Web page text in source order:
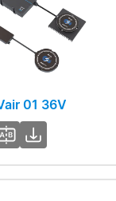
01 36V